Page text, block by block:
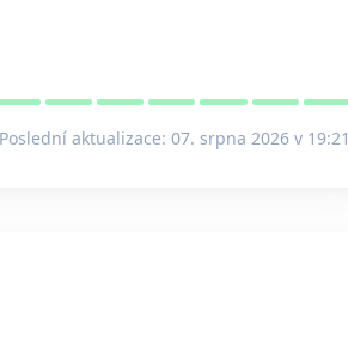
Poslední aktualizace: 07. srpna 2026 v 19:21